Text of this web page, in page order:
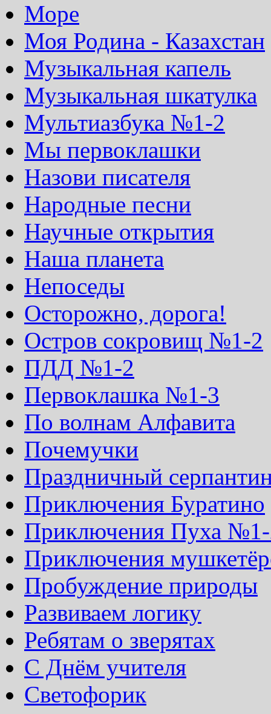
Море
Моя Родина - Казахстан
Музыкальная капель
Музыкальная шкатулка
Мультиазбука №1-2
Мы первоклашки
Назови писателя
Народные песни
Научные открытия
Наша планета
Непоседы
Осторожно, дорога!
Остров сокровищ №1-2
ПДД №1-2
Первоклашка №1-3
По волнам Алфавита
Почемучки
Праздничный
Приключения Буратино
Приключения Пуха
Приключения
Пробуждение природы
Развиваем логику
Ребятам о зверятах
С Днём учителя
Светофорик